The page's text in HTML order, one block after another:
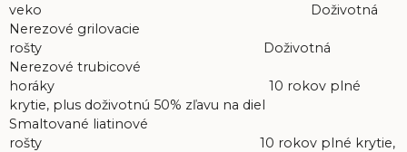
veko Doživotná
Nerezové grilovacie
rošty Doživotná
Nerezové trubicové
horáky 10 rokov plné
krytie, plus doživotnú 50% zľavu na diel
Smaltované liatinové
rošty 10 rokov plné krytie,